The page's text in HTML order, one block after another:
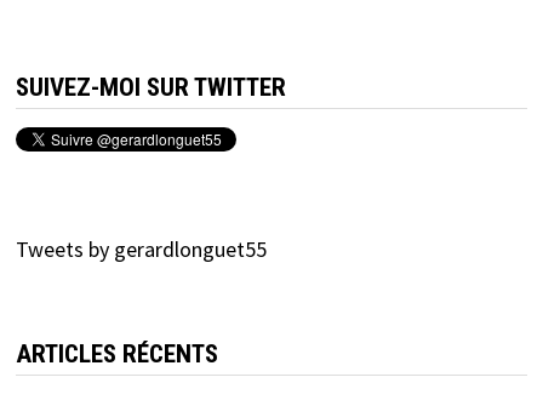
SUIVEZ-MOI SUR TWITTER
Tweets by gerardlonguet55
ARTICLES RÉCENTS